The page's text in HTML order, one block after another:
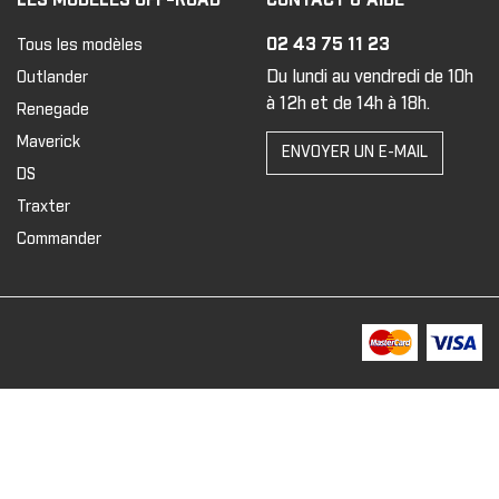
Tous les modèles
Outlander
Renegade
Maverick
DS
Traxter
Commander
02 43 75 11 23
Du lundi au vendredi de 10h
à 12h et de 14h à 18h.
ENVOYER UN E-MAIL